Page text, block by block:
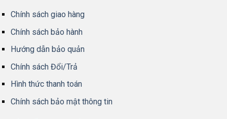
Chính sách giao hàng
Chính sách bảo hành
Hướng dẫn bảo quản
Chính sách Đổi/Trả
Hình thức thanh toán
Chính sách bảo mật thông tin